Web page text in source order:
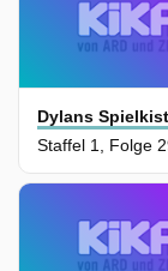
Dylans